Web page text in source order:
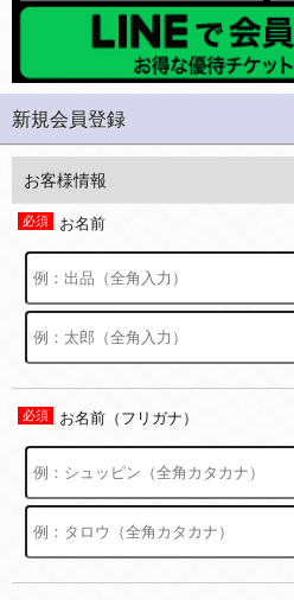
新規会員登録
お客様情報
お名前
お名前（フリガナ）